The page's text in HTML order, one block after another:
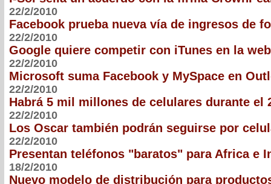
22/2/2010
Facebook prueba nueva vía de ingresos de
22/2/2010
Google quiere competir con iTunes en la web
22/2/2010
Microsoft suma Facebook y MySpace en
22/2/2010
Habrá 5 mil millones de celulares durante el
22/2/2010
Los Oscar también podrán seguirse por
22/2/2010
Presentan teléfonos "baratos" para Africa e
18/2/2010
Nuevo modelo de distribución para